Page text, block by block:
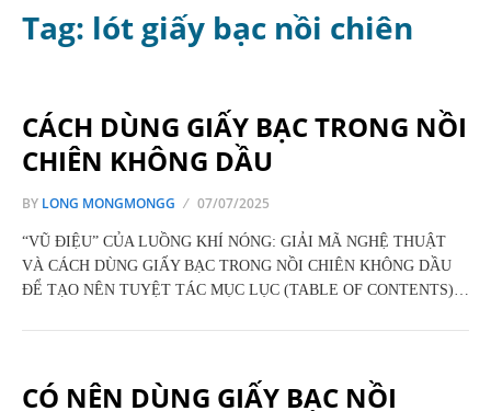
Tag: lót giấy bạc nồi chiên
CÁCH DÙNG GIẤY BẠC TRONG NỒI
CHIÊN KHÔNG DẦU
BY LONG MONGMONGG 07/07/2025
“VŨ ĐIỆU” CỦA LUỒNG KHÍ NÓNG: GIẢI MÃ NGHỆ THUẬT
VÀ CÁCH DÙNG GIẤY BẠC TRONG NỒI CHIÊN KHÔNG DẦU
ĐỂ TẠO NÊN TUYỆT TÁC MỤC LỤC (TABLE OF CONTENTS)…
CÓ NÊN DÙNG GIẤY BẠC NỒI